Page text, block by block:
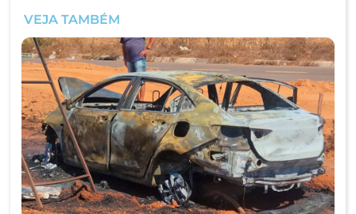
VEJA TAMBÉM